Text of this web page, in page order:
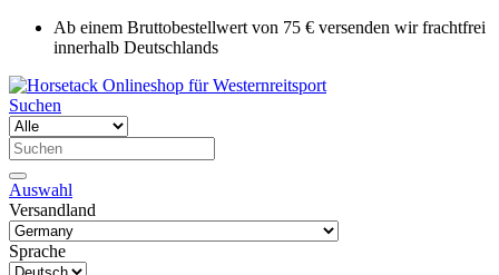
Ab einem Bruttobestellwert von 75 € versenden wir frachtfrei
innerhalb Deutschlands
Suchen
Auswahl
Versandland
Sprache